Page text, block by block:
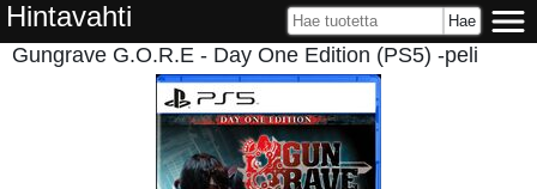
Hintavahti
Gungrave G.O.R.E - Day One Edition (PS5) -peli